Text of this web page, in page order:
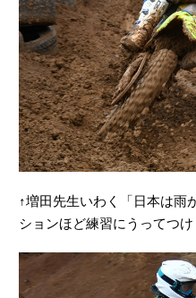
↑増田先生いわく「日本は雨
ションほど練習にうってつけ